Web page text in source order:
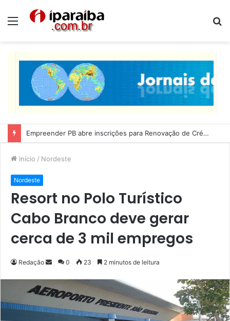
Menu
Empreender PB abre inscrições para Renovação de Crédito
Início / Nordeste
Nordeste
Resort no Polo Turístico
Cabo Branco deve gerar
cerca de 3 mil empregos
Redação
n
d
e
0 23 2 minutos de leitura